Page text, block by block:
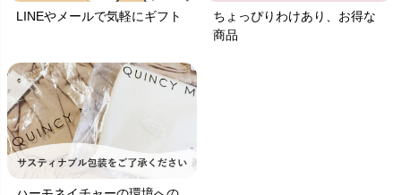
LINEやメールで気軽にギフト
ちょっぴりわけあり、お得な
商品